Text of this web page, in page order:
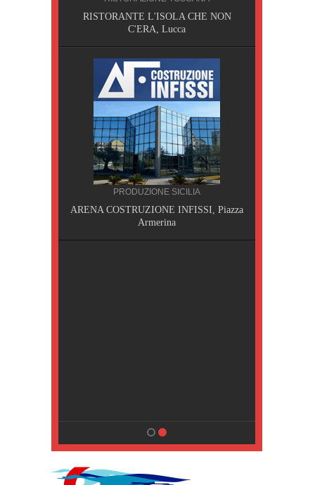
RISTORANTE L'ISOLA CHE NON
C'ERA, Lucca
PRODUZIONE SICILIA
ARENA COSTRUZIONE INFISSI, Piazza
Armerina